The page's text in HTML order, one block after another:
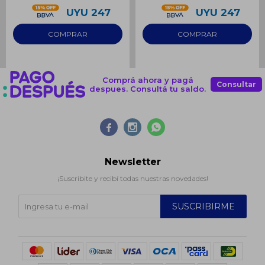
UYU 247 UYU 247
Comprá ahora y pagá
despues. Consultá tu saldo.
Consultar
  
Newsletter
¡Suscribite y recibí todas nuestras novedades!
SUSCRIBIRME